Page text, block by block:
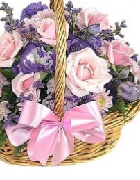
35 см 40 см